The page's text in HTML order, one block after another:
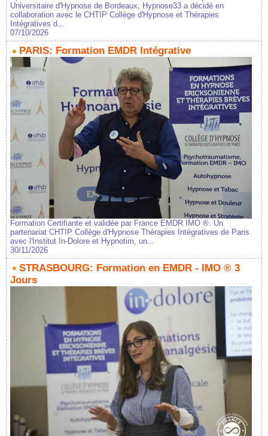
Universitaire d'Hypnose de Bordeaux, Hypnose33 a décidé en
collaboration avec le CHTIP Collège d'Hypnose et Thérapies
Intégratives d...
07/10/2026
PARIS: Formation EMDR Intégrative
Formation Certifiante et validée par France EMDR IMO ®. Un
partenariat CHTIP Collège d'Hypnose Thérapies Intégratives de Paris
avec l'Institut In-Dolore et Hypnotim, un...
30/11/2026
STRASBOURG: Formation en EMDR - IMO ® 3
Jours